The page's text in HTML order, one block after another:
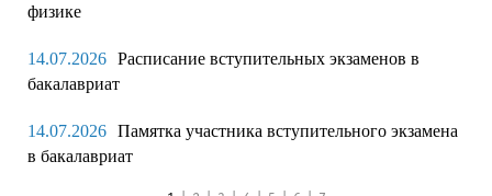
физике
14.07.2026 Расписание вступительных экзаменов в
бакалавриат
14.07.2026 Памятка участника вступительного экзамена
в бакалавриат